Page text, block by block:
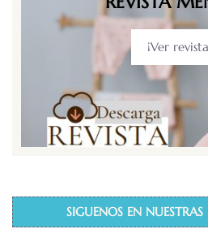
¡Ver
SIGUENOS EN NUESTRAS